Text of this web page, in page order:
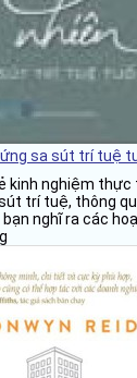
sa sút trí tuệ
kinh nghiệm
trí tuệ, thông
nghĩ ra các